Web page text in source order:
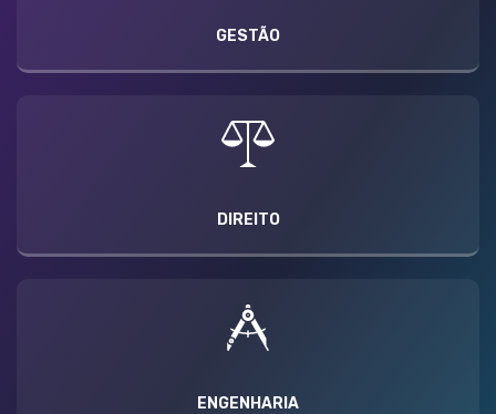
GESTÃO
DIREITO
ENGENHARIA